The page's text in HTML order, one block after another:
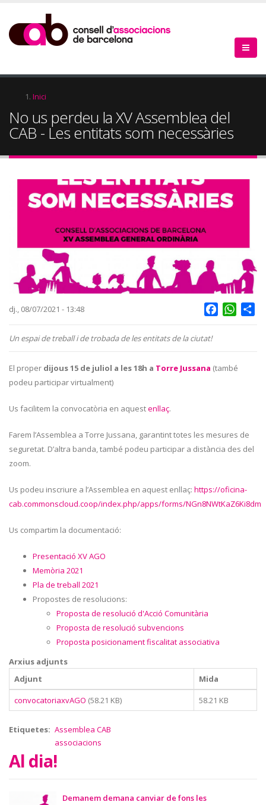
contingut
d'Ariadna
Inici
No us perdeu la XV Assemblea del
CAB - Les entitats som necessàries
dj., 08/07/2021 - 13:48 Facebook
Un espai de treball i de trobada de les entitats de la ciutat!
El proper dijous 15 de juliol a les 18h a Torre Jussana (també
podeu participar virtualment)
Us facilitem la convocatòria en aquestenllaç.
Farem l’Assemblea a Torre Jussana, garantint totes les mesures de
seguretat. D’altra banda, també podeu participar a distància des del
zoom.
Us podeu inscriure a l’Assemblea en aquest enllaç: https://oficina-
cab.commonscloud.coop/index.php/apps/forms/NGn8NWtKaZ6Ki8dm
Us compartim la documentació:
Presentació XV AGO
Memòria 2021
Pla de treball 2021
Propostes de resolucions:
Proposta de resolució d'Acció Comunitària
Proposta de resolució subvencions
Proposta posicionament fiscalitat associativa
Arxius adjunts
Adjunt
Mida
convocatoriaxvAGO (58.21 KB) 58.21 KB
Etiquetes
Assemblea CAB
associacions
Al dia!
Demanem demana canviar de fons les